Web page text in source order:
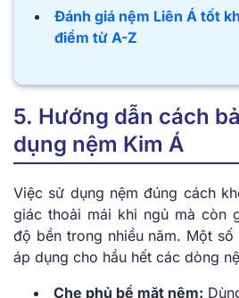
Đánh giá nệm Liên Á tốt
điểm từ A-Z
5. Hướng dẫn cách
dụng nệm Kim Á
Việc sử dụng nệm đúng cách
giác thoải mái khi ngủ mà còn
độ bền trong nhiều năm. Một
áp dụng cho hầu hết các dòng
Che phủ bề mặt nệm: